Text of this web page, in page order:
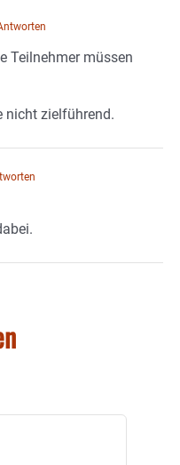
Teilnehmer müssen
nicht zielführend.